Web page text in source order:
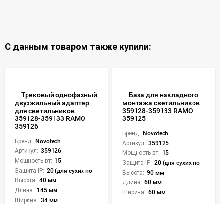
С данным товаром также купили:
Трековый однофазный
двухжильный адаптер
для светильников
359128-359133 RAMO
359126
Бренд: Novotech
Артикул: 359126
Мощность вт: 15
Защита IP: 20 (для сухих пом.)
Высота: 40 мм
Длина: 145 мм
Ширина: 34 мм
База для накладного
монтажа светильников
359128-359133 RAMO
359125
Бренд: Novotech
Артикул: 359125
Мощность вт: 15
Защита IP: 20 (для сухих пом.)
Высота: 90 мм
Длина: 60 мм
Ширина: 60 мм